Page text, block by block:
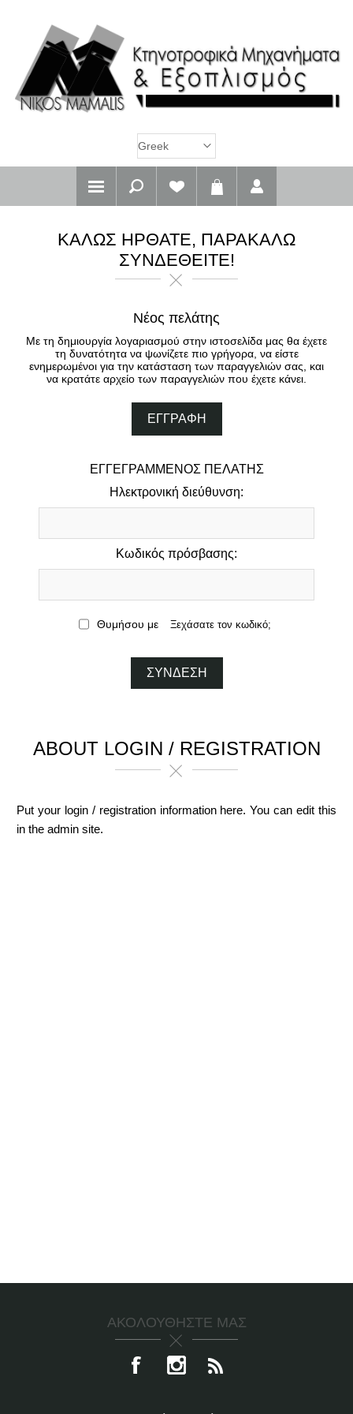
ΚΑΛΏΣ ΉΡΘΑΤΕ, ΠΑΡΑΚΑΛΏ
ΣΥΝΔΕΘΕΊΤΕ!
Νέος πελάτης
Με τη δημιουργία λογαριασμού στην ιστοσελίδα μας θα έχετε
τη δυνατότητα να ψωνίζετε πιο γρήγορα, να είστε
ενημερωμένοι για την κατάσταση των παραγγελιών σας, και
να κρατάτε αρχείο των παραγγελιών που έχετε κάνει.
ΕΓΓΕΓΡΑΜΜΈΝΟΣ ΠΕΛΆΤΗΣ
Ηλεκτρονική διεύθυνση:
Κωδικός πρόσβασης:
Θυμήσου με Ξεχάσατε τον κωδικό;
ABOUT LOGIN / REGISTRATION
Put your login / registration information here. You can edit this
in the admin site.
ΑΚΟΛΟΥΘΉΣΤΕ ΜΑΣ